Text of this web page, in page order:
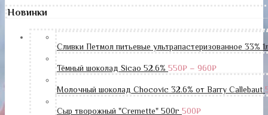
Новинки
Сливки Петмол питьевые ультрапастеризованное 33%
Тёмный шоколад Sicao 52.6% 550₽ – 960₽
Молочный шоколад Chocovic 32.6% от Barry Callebaut
Сыр творожный "Cremette" 500г 500₽